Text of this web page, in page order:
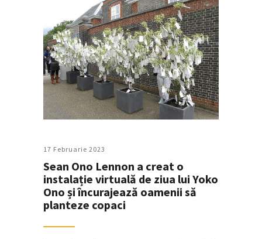
17 Februarie 2023
Sean Ono Lennon a creat o
instalație virtuală de ziua lui Yoko
Ono și încurajează oamenii să
planteze copaci